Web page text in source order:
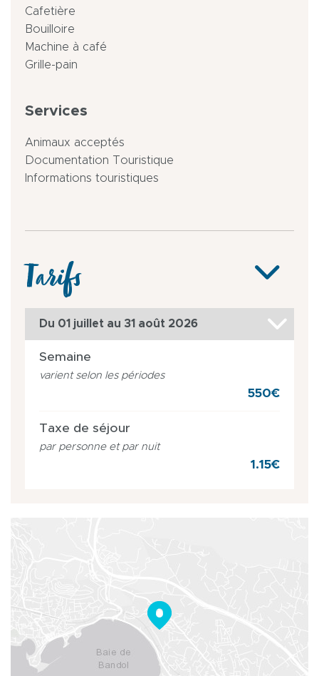
Cafetière
Bouilloire
Machine à café
Grille-pain
Services
Animaux acceptés
Documentation Touristique
Informations touristiques
Tarifs
Du 01 juillet au 31 août 2026
Semaine
varient selon les périodes
550€
Taxe de séjour
par personne et par nuit
1.15€